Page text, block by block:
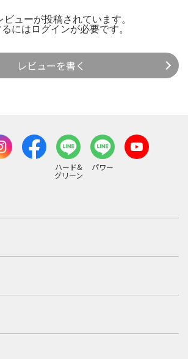
ューが投稿されています。
には ログインが必要です。
レビューを書く
ハード&
グリーン
パワー